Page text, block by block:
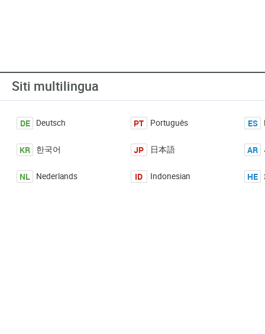
Siti multilingua
DE Deutsch PT Português ES
KR 한국어 JP 日本語 AR
NL Nederlands ID Indonesian HE